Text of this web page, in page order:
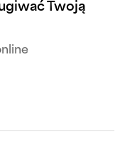
Twoją